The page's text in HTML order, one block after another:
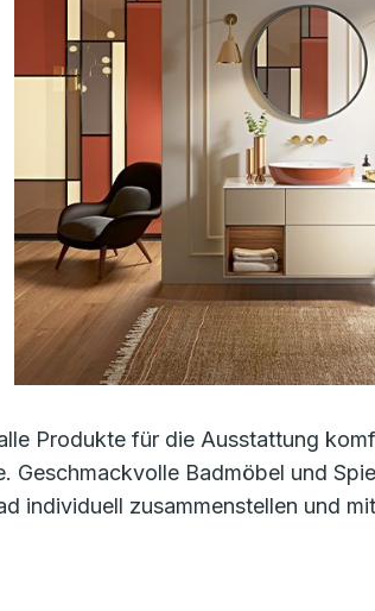
Produkte für die Ausstattung
Badmöbel und
individuell zusammenstellen und